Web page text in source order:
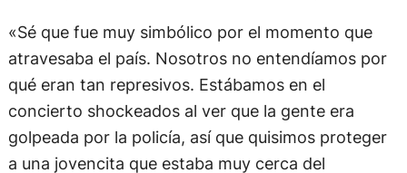
«Sé que fue muy simbólico por el momento que
atravesaba el país. Nosotros no entendíamos por
qué eran tan represivos. Estábamos en el
concierto shockeados al ver que la gente era
golpeada por la policía, así que quisimos proteger
a una jovencita que estaba muy cerca del